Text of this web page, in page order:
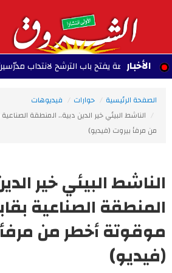
الأخبار
بقفصة يفتح باب الترشح لانتداب مدرّسين
الصفحة الرئيسية حوارات
فيديوهات
الناشط البيئي خير الدين دبية.. المنطقة
من مرفأ بيروت (فيديو)
الناشط البيئي خير
المنطقة الصناعية
موقوتة أخطر من
(فيديو)